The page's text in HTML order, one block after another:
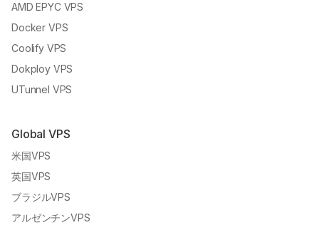
Rocky Linux VPS
AMD EPYC VPS
Docker VPS
Coolify VPS
Dokploy VPS
Global VPS
米国VPS
英国VPS
ブラジルVPS